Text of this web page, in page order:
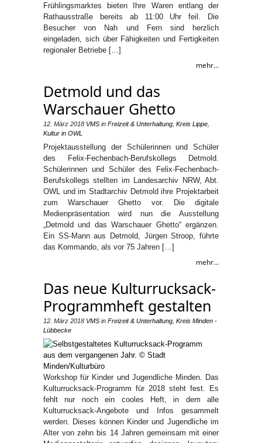
Frühlingsmarktes bieten Ihre Waren entlang der
Rathausstraße bereits ab 11:00 Uhr feil. Die
Besucher von Nah und Fern sind herzlich
eingeladen, sich über Fähigkeiten und Fertigkeiten
regionaler Betriebe […]
mehr...
Detmold und das
Warschauer Ghetto
12. März 2018 VMS in Freizeit & Unterhaltung Kreis Lippe
Kultur in OWL
Projektausstellung der Schülerinnen und Schüler
des Felix-Fechenbach-Berufskollegs Detmold.
Schülerinnen und Schüler des Felix-Fechenbach-
Berufskollegs stellten im Landesarchiv NRW, Abt.
OWL und im Stadtarchiv Detmold ihre Projektarbeit
zum Warschauer Ghetto vor. Die digitale
Medienpräsentation wird nun die Ausstellung
„Detmold und das Warschauer Ghetto“ ergänzen.
Ein SS-Mann aus Detmold, Jürgen Stroop, führte
das Kommando, als vor 75 Jahren […]
mehr...
Das neue Kulturrucksack-
Programmheft gestalten
12. März 2018 VMS in Freizeit & Unterhaltung Kreis Minden -
Lübbecke
Workshop für Kinder und Jugendliche Minden. Das
Kulturrucksack-Programm für 2018 steht fest. Es
fehlt nur noch ein cooles Heft, in dem alle
Kulturrucksack-Angebote und Infos gesammelt
werden. Dieses können Kinder und Jugendliche im
Alter von zehn bis 14 Jahren gemeinsam mit einer